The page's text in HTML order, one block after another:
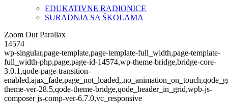
EDUKATIVNE RADIONICE
SURADNJA SA ŠKOLAMA
Zoom Out Parallax
14574
wp-singular,page-template,page-template-full_width,page-template-
full_width-php,page,page-id-14574,wp-theme-bridge,bridge-core-
3.0.1,qode-page-transition-
theme-ver-28.5,qode-theme-bridge,qode_header_in_grid,wpb-js-
composer js-comp-ver-6.7.0,vc_responsive